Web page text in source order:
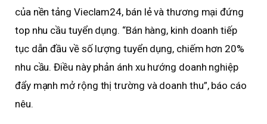
của nền tảng Vieclam24, bán lẻ và thương mại đứng
top nhu cầu tuyển dụng. “Bán hàng, kinh doanh tiếp
tục dẫn đầu về số lượng tuyển dụng, chiếm hơn 20%
nhu cầu. Điều này phản ánh xu hướng doanh nghiệp
đẩy mạnh mở rộng thị trường và doanh thu”, báo cáo
nêu.